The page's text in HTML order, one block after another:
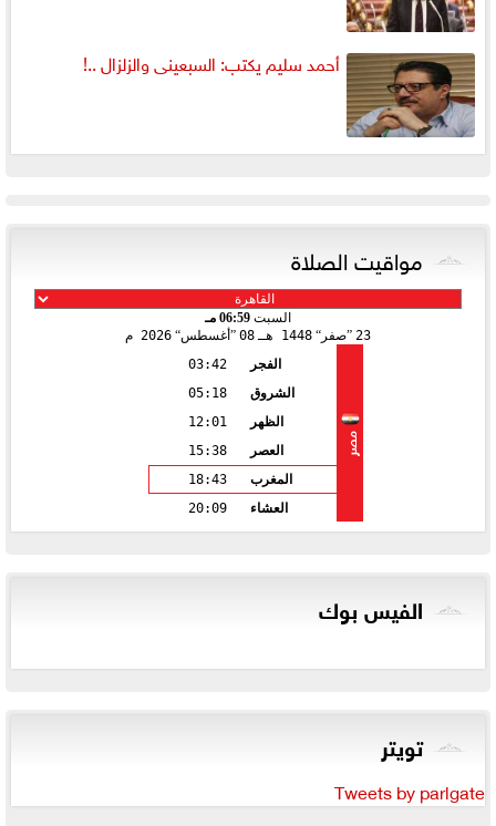
أحمد سليم يكتب: السبعينى والزلزال ..!
مواقيت الصلاة
السبت 06:59 مـ
23
صفر 1448 هـ 08 أغسطس 2026 م
مصر
الفجر
03:42
الشروق
05:18
الظهر
12:01
العصر
15:38
المغرب
18:43
العشاء
20:09
الفيس بوك
تويتر
Tweets by parlgate